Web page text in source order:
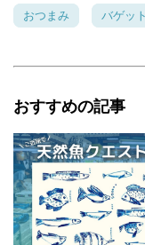
おつまみ バゲット
おすすめの記事